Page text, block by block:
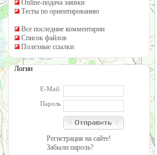
Online-подача заявки
Тесты по ориентированию
Все последние комментарии
Список файлов
Полезные ссылки
Логин
E-Mail:
Пароль
Регистрация на сайте!
Забыли пароль?